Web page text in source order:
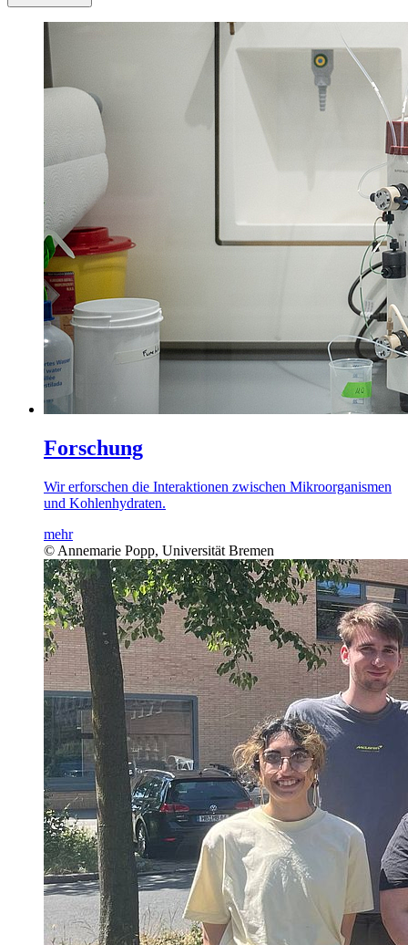
Forschung
Wir erforschen die Interaktionen zwischen Mikroorganismen
und Kohlenhydraten.
mehr
© Annemarie Popp, Universität Bremen